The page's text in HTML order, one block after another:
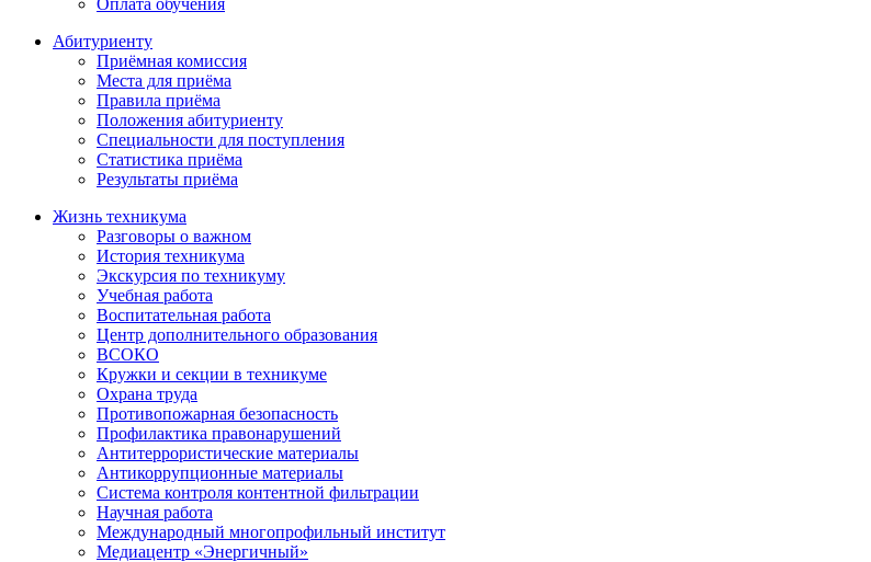
Оплата обучения
Абитуриенту
Приёмная комиссия
Места для приёма
Правила приёма
Положения абитуриенту
Специальности для поступления
Статистика приёма
Результаты приёма
Жизнь техникума
Разговоры о важном
История техникума
Экскурсия по техникуму
Учебная работа
Воспитательная работа
Центр дополнительного образования
ВСОКО
Кружки и секции в техникуме
Охрана труда
Противопожарная безопасность
Профилактика правонарушений
Антитеррористические материалы
Антикоррупционные материалы
Система контроля контентной фильтрации
Научная работа
Международный многопрофильный институт
Медиацентр «Энергичный»